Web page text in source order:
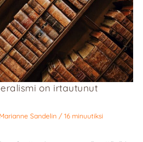
on irtautunut
Marianne Sandelin / 16 minuutiksi